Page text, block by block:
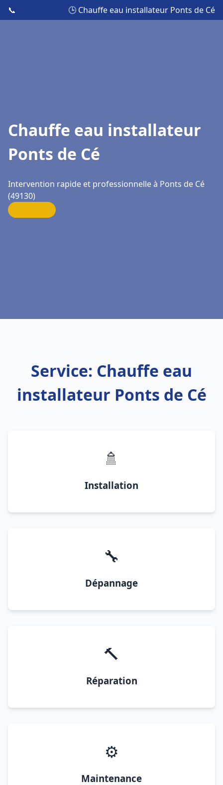
📞 🕒 Chauffe eau installateur Ponts de Cé
Chauffe eau installateur
Ponts de Cé
Intervention rapide et professionnelle à Ponts de Cé
(49130)
Service: Chauffe eau
installateur Ponts de Cé
🚿
Installation
🔧
Dépannage
🔨
Réparation
⚙️
Maintenance